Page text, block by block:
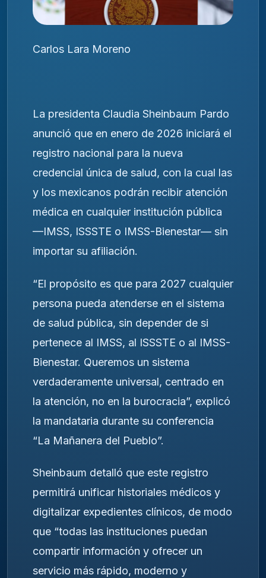
Carlos Lara Moreno
La presidenta Claudia Sheinbaum Pardo
anunció que en enero de 2026 iniciará el
registro nacional para la nueva
credencial única de salud, con la cual las
y los mexicanos podrán recibir atención
médica en cualquier institución pública
—IMSS, ISSSTE o IMSS-Bienestar— sin
importar su afiliación.
“El propósito es que para 2027 cualquier
persona pueda atenderse en el sistema
de salud pública, sin depender de si
pertenece al IMSS, al ISSSTE o al IMSS-
Bienestar. Queremos un sistema
verdaderamente universal, centrado en
la atención, no en la burocracia”, explicó
la mandataria durante su conferencia
“La Mañanera del Pueblo”.
Sheinbaum detalló que este registro
permitirá unificar historiales médicos y
digitalizar expedientes clínicos, de modo
que “todas las instituciones puedan
compartir información y ofrecer un
servicio más rápido, moderno y